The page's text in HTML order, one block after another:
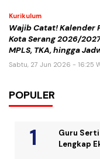
Kurikulum
Wajib Catat! Kalender
Kota Serang 2026/
MPLS, TKA, hingga
Sabtu, 27 Jun 2026 - 16:25
POPULER
Guru
Lengkap